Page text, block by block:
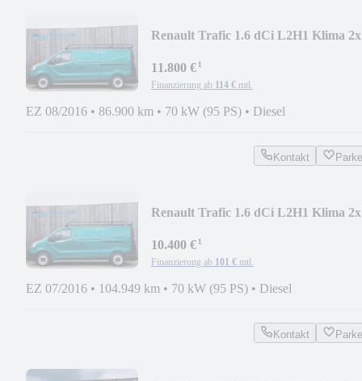
Renault Trafic 1.6 dCi L2H1 Klima 2x
11.800 €¹
Finanzierung ab 114 € mtl.
EZ 08/2016 • 86.900 km • 70 kW (95 PS) • Diesel
Kontakt
Renault Trafic 1.6 dCi L2H1 Klima 2x
10.400 €¹
Finanzierung ab 101 € mtl.
EZ 07/2016 • 104.949 km • 70 kW (95 PS) • Diesel
Kontakt